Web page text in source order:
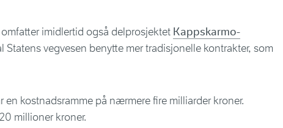
imidlertid også delprosjektet Kappskarmo-
Statens vegvesen benytte mer tradisjonelle kontrakter, som
en kostnadsramme på nærmere fire milliarder kroner.
millioner kroner.